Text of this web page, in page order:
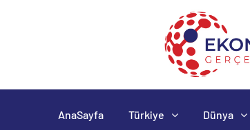
AnaSayfa Türkiye Dünya